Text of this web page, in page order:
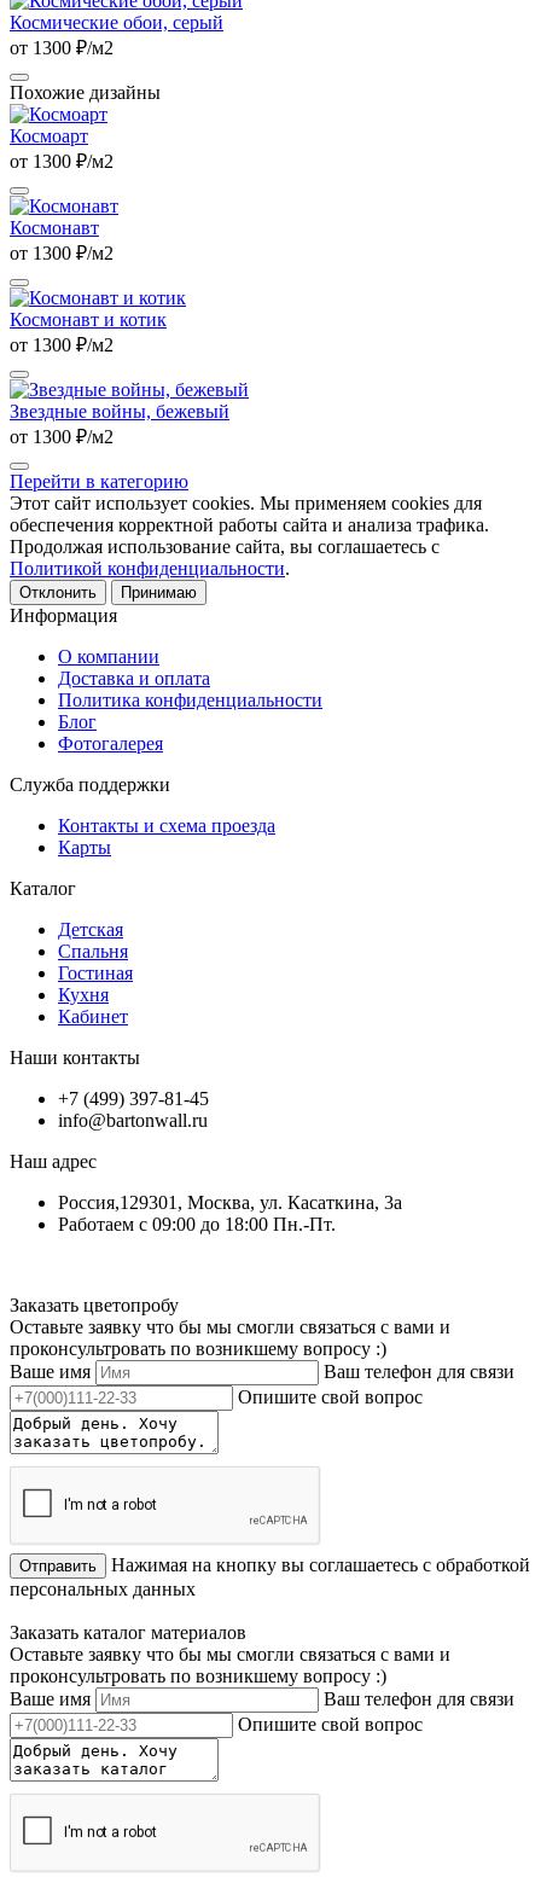
Космические обои, серый
от 1300 ₽/м2
Похожие дизайны
Космоарт
от 1300 ₽/м2
Космонавт
от 1300 ₽/м2
Космонавт и котик
от 1300 ₽/м2
Звездные войны, бежевый
от 1300 ₽/м2
Перейти в категорию
Этот сайт использует cookies. Мы применяем cookies для
обеспечения корректной работы сайта и анализа трафика.
Продолжая использование сайта, вы соглашаетесь с
Политикой конфиденциальности.
Отклонить Принимаю
Информация
О компании
Доставка и оплата
Политика конфиденциальности
Блог
Фотогалерея
Служба поддержки
Контакты и схема проезда
Карты
Каталог
Детская
Спальня
Гостиная
Кухня
Кабинет
Наши контакты
+7 (499) 397-81-45
info@bartonwall.ru
Наш адрес
Россия,129301, Москва, ул. Касаткина, 3а
Работаем с 09:00 до 18:00 Пн.-Пт.
Заказать цветопробу
Оставьте заявку что бы мы смогли связаться с вами и
проконсультровать по возникшему вопросу :)
Ваше имя
Ваш телефон для связи
Опишите свой вопрос
Отправить
Нажимая на кнопку вы соглашаетесь с обработкой
персональных данных
Заказать каталог материалов
Оставьте заявку что бы мы смогли связаться с вами и
проконсультровать по возникшему вопросу :)
Ваше имя
Ваш телефон для связи
Опишите свой вопрос